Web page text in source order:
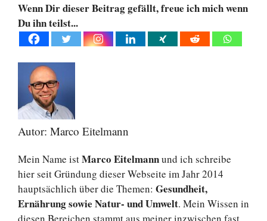
Wenn Dir dieser Beitrag gefällt, freue ich mich wenn
Du ihn teilst...
Autor: Marco Eitelmann
Mein Name istMarco Eitelmannund ich schreibe
hier seit Gründung dieser Webseite im Jahr 2014
hauptsächlich über die Themen: Gesundheit,
Ernährung sowie Natur- und Umwelt. Mein Wissen in